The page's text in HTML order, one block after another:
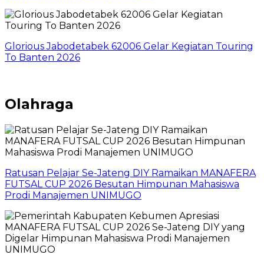
Glorious Jabodetabek 62006 Gelar Kegiatan Touring
To Banten 2026
Olahraga
Ratusan Pelajar Se-Jateng DIY Ramaikan MANAFERA
FUTSAL CUP 2026 Besutan Himpunan Mahasiswa
Prodi Manajemen UNIMUGO